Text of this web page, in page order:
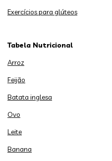
Exercícios para glúteos
Tabela Nutricional
Arroz
Feijão
Batata inglesa
Ovo
Leite
Banana